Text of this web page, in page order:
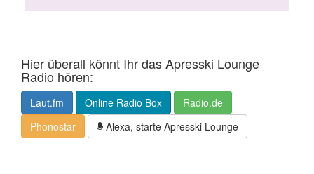
Hier überall könnt Ihr das Apresski Lounge
Radio hören:
Laut.fm Online Radio Box
Radio.de
Phonostar
Alexa, starte Apresski Lounge